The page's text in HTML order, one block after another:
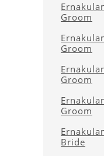
Groom
Groom
Groom
Groom
Bride